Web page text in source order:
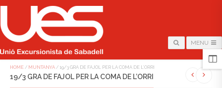
MENU
HOME / MUNTANYA / 19/3 GRA DE FAJOL PER LA COMA DE L’ORRI
19/3 GRA DE FAJOL PER LA COMA DE L’ORRI